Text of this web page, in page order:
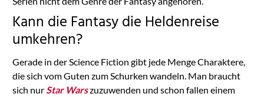
Kann die Fantasy die Heldenreise
umkehren?
Gerade in der Science Fiction gibt jede Menge Charaktere,
die sich vom Guten zum Schurken wandeln. Man braucht
sich nurStar Warszuzuwenden und schon fallen einem